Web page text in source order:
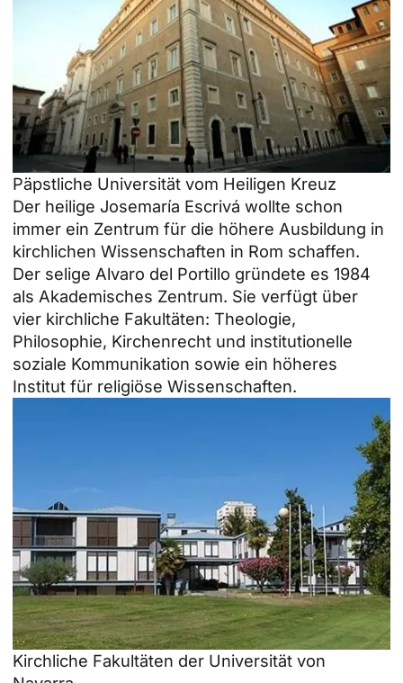
Päpstliche Universität vom Heiligen Kreuz
Der heilige Josemaría Escrivá wollte schon
immer ein Zentrum für die höhere Ausbildung in
kirchlichen Wissenschaften in Rom schaffen.
Der selige Alvaro del Portillo gründete es 1984
als Akademisches Zentrum. Sie verfügt über
vier kirchliche Fakultäten: Theologie,
Philosophie, Kirchenrecht und institutionelle
soziale Kommunikation sowie ein höheres
Institut für religiöse Wissenschaften.
Kirchliche Fakultäten der Universität von